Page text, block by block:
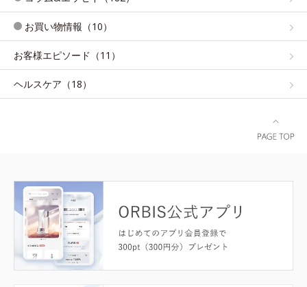
お買い物情報（10）
お客様エピソード（11）
ヘルスケア（18）